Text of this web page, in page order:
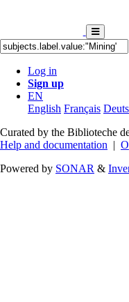
Log in
Sign up
EN
English Français
Curated by the Biblioteche
Help and documentation |
Powered by SONAR &